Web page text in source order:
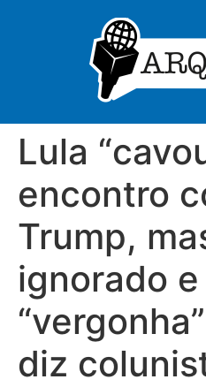
Lula
encontro
Trump,
ignorado
diz